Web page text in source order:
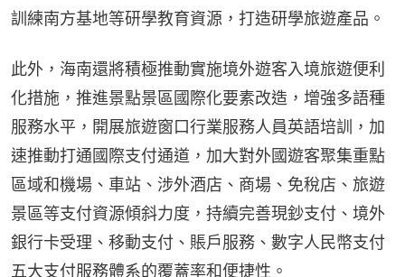
訓練南方基地等研學教育資源，打造研學旅遊產品。
此外，海南還將積極推動實施境外遊客入境旅遊便利
化措施，推進景點景區國際化要素改造，增強多語種
服務水平，開展旅遊窗口行業服務人員英語培訓，加
速推動打通國際支付通道，加大對外國遊客聚集重點
區域和機場、車站、涉外酒店、商場、免稅店、旅遊
景區等支付資源傾斜力度，持續完善現鈔支付、境外
銀行卡受理、移動支付、賬戶服務、數字人民幣支付
五大支付服務體系的覆蓋率和便捷性。